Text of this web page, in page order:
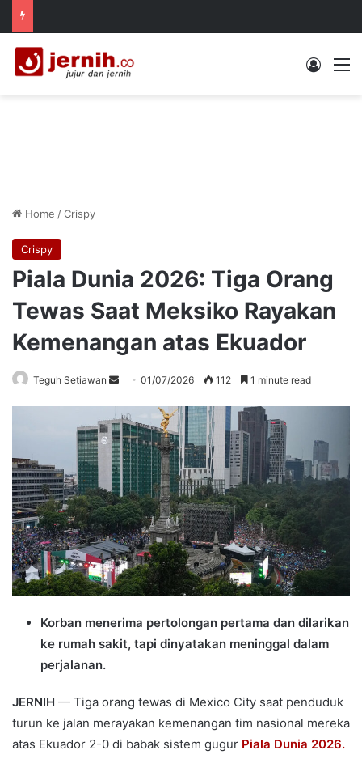
Log In
Home /Crispy
Crispy
Piala Dunia 2026: Tiga Orang
Tewas Saat Meksiko Rayakan
Kemenangan atas Ekuador
Teguh Setiawan
Send
email
01/07/2026 112 1 minute read
Korban menerima pertolongan pertama dan dilarikan
ke rumah sakit, tapi dinyatakan meninggal dalam
perjalanan.
JERNIH — Tiga orang tewas di Mexico City saat penduduk
turun ke jalan merayakan kemenangan tim nasional mereka
atas Ekuador 2-0 di babak sistem gugur Piala Dunia 2026.